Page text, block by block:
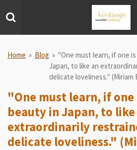
direct
hoofdinhoud
Home » Blog » "One must learn, if one
Japan, to like an
delicate loveliness." (Miriam
"One must learn, if one
beauty in Japan, to like
extraordinarily
delicate loveliness."